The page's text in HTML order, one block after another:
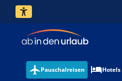
Pauschalreisen Hotels